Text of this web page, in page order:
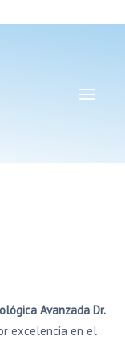
Avanzada Dr.
excelencia en el